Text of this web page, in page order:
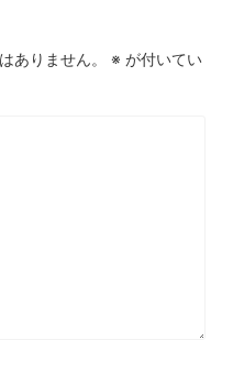
ありません。 ※ が付いてい